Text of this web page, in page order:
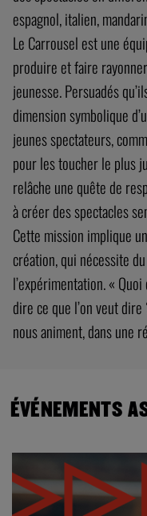
espagnol, italien,
Le Carrousel est une
produire et faire
jeunesse. Persuadés
dimension symbolique
jeunes spectateurs,
pour les toucher le plus
relâche une quête de
à créer des spectacles
Cette mission implique
création, qui nécessite
l’expérimentation. «
dire ce que l’on veut
nous animent, dans une
ÉVÉNEMENTS